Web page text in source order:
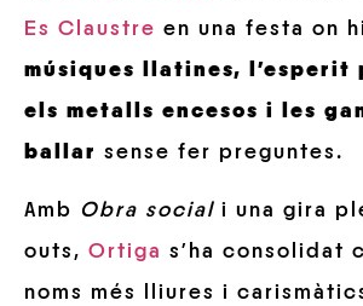
Es Claustre en una festa on
músiques llatines, l’esperit
els metalls encesos i les
ballar sense fer preguntes.
Amb Obra social i una gira
outs, Ortiga s’ha consolidat
noms més lliures i